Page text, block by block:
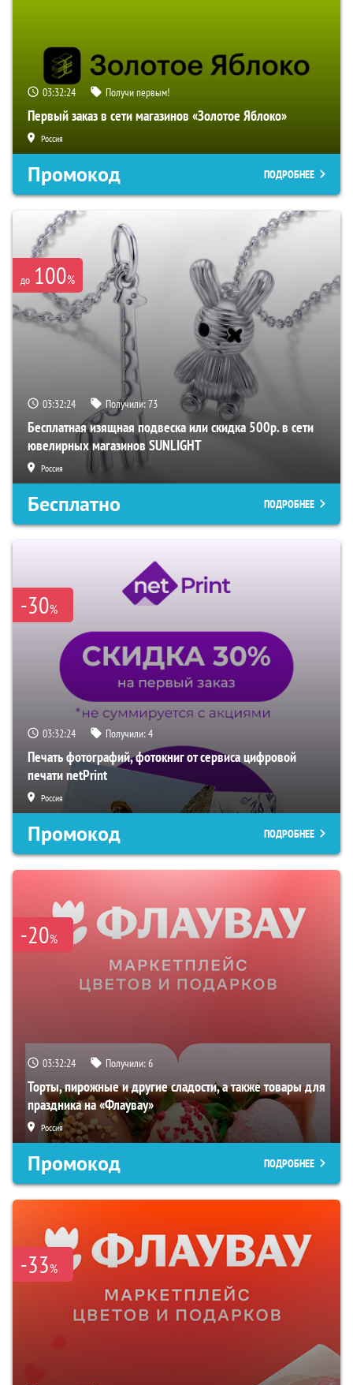
03:32:23 Получи первым!
Первый заказ в сети магазинов «Золотое Яблоко»
Россия
Промокод ПОДРОБНЕЕ
до 100%
03:32:23 Получили:73
Бесплатная изящная подвеска или скидка 500р. в сети
ювелирных магазинов SUNLIGHT
Россия
Бесплатно ПОДРОБНЕЕ
-30%
03:32:23 Получили:4
Печать фотографий, фотокниг от сервиса цифровой
печати netPrint
Россия
Промокод ПОДРОБНЕЕ
-20%
03:32:23 Получили:6
Торты, пирожные и другие сладости, а также товары для
праздника на «Флаувау»
Россия
Промокод ПОДРОБНЕЕ
-33%